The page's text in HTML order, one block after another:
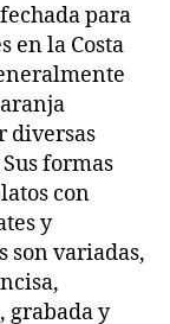
para
en la Costa
diversas
formas
con
y
son variadas,
grabada y